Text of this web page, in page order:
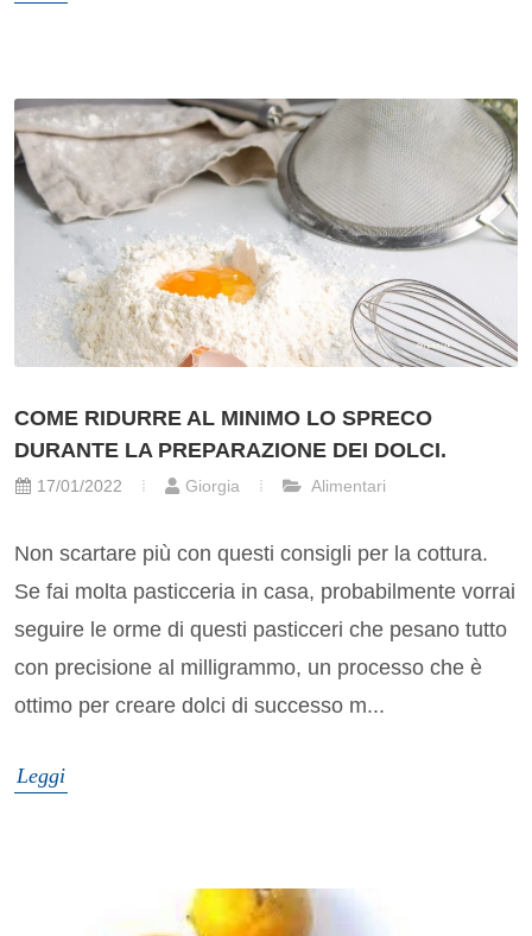
COME RIDURRE AL MINIMO LO SPRECO
DURANTE LA PREPARAZIONE DEI DOLCI.
17/01/2022 Giorgia Alimentari
Non scartare più con questi consigli per la cottura.
Se fai molta pasticceria in casa, probabilmente vorrai
seguire le orme di questi pasticceri che pesano tutto
con precisione al milligrammo, un processo che è
ottimo per creare dolci di successo m...
Leggi